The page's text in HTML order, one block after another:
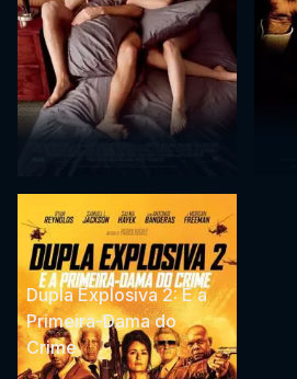
Dupla Explosiva 2: E a
Primeira-Dama do
Crime